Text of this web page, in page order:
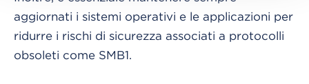
aggiornati i sistemi operativi e le applicazioni per
ridurre i rischi di sicurezza associati a protocolli
obsoleti come SMB1.